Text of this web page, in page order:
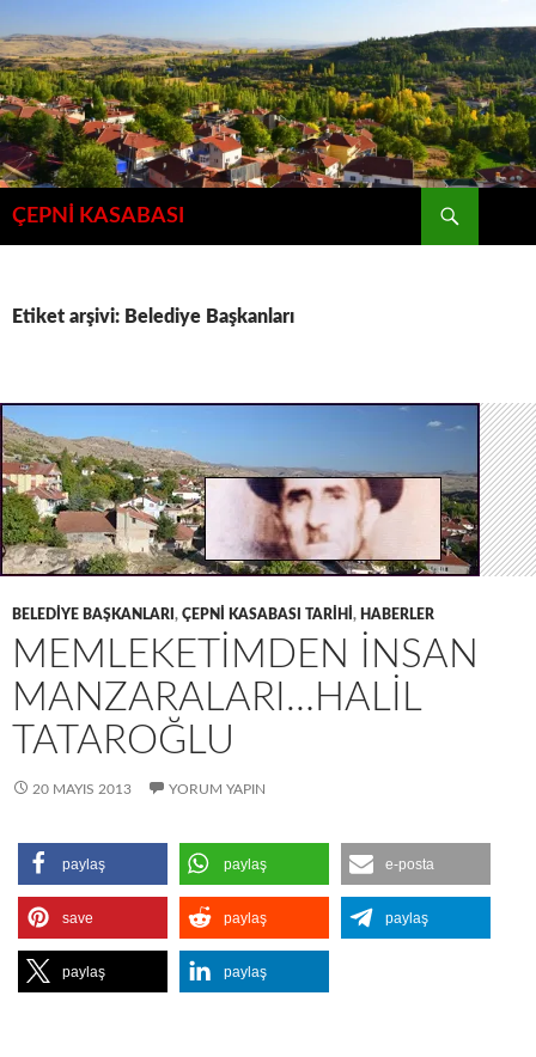
atla
ÇEPNİ KASABASI
Etiket arşivi: Belediye Başkanları
BELEDIYE BAŞKANLARI , ÇEPNI KASABASI TARIHI , HABERLER
MEMLEKETIMDEN INSAN
MANZARALARI…HALİL
TATAROĞLU
20 MAYIS 2013 YORUM YAPIN
paylaş paylaş e-posta
save paylaş paylaş
paylaş paylaş